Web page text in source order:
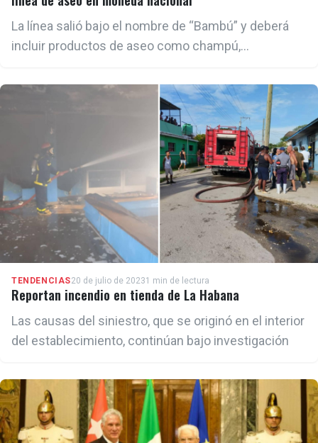
La línea salió bajo el nombre de “Bambú” y deberá
incluir productos de aseo como champú,
TENDENCIAS20 de julio de 20231 min de lectura
Reportan incendio en tienda de La Habana
Las causas del siniestro, que se originó en el interior
del establecimiento, continúan bajo investigación